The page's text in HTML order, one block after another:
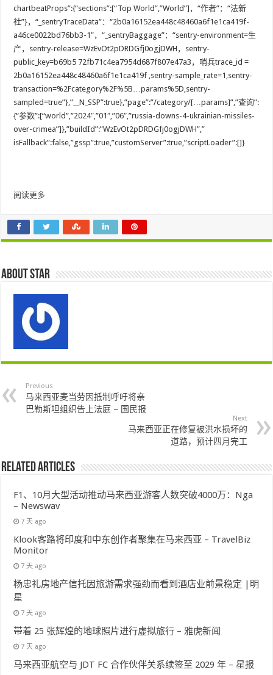
chartbeatProps”:{“sections”:[“Top World”,”World”]，“作者”：“法新
社”}，“_sentryTraceData”：“2b0a16152ea448c48460a6f1e1ca419f-
a46ce0022bd76bb3-1”，“_sentryBaggage”：“sentry-environment=生
产，sentry-release=WzEvOt2pDRDGfj0ogjDWH，sentry-
public_key=b69b5 72fb71c4ea7954d687f807e47a3，哨兵trace_id =
2b0a16152ea448c48460a6f1e1ca419f ,sentry-sample_rate=1,sentry-
transaction=%2Fcategory%2F%5B…params%5D,sentry-
sampled=true”},”__N_SSP”:true},”page”:”/category/[…params]”,”查询”:
{“参数”:[“world”,”2024″,”01″,”06″,”russia-downs-4-ukrainian-missiles-
over-crimea”]},”buildId”:”WzEvOt2pDRDGfj0ogjDWH”,”
isFallback”:false,”gssp”:true,”customServer”:true,”scriptLoader”:[]}
阅读更多
About star
Previous
马来西亚麦当劳因抵制呼吁将亲
巴勒斯坦组织告上法庭 – 国民报
Next
马来西亚正在修复被洪水损坏的
道路，预计四月完工
Related Articles
F1、10月大型活动推动马来西亚游客人数突破4000万：Nga
– Newswav
7 天 ago
Klook客路将印度和中东创作者聚集在马来西亚 – TravelBiz
Monitor
7 天 ago
杨忠礼房地产信托因旅游需求强劲而看到酒店业前景稳定 |明
星
7 天 ago
带着 25 张辉煌的地球照片进行虚拟旅行 – 雅虎新闻
7 天 ago
马来西亚航空与 JDT FC 合作伙伴关系续签至 2029 年 – 星报